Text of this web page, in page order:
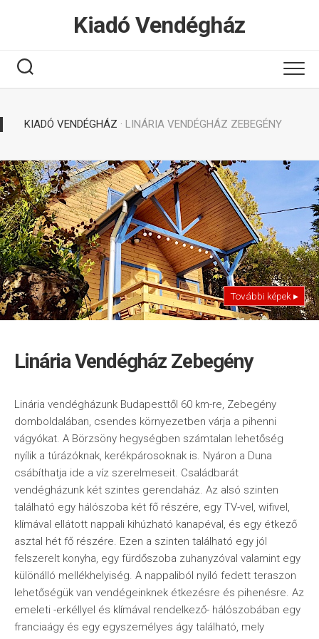
Kiadó Vendégház
KIADÓ VENDÉGHÁZ · LINÁRIA VENDÉGHÁZ ZEBEGÉNY
További képek ▸
Linária Vendégház Zebegény
Linária vendégházunk Budapesttől 60 km-re, Zebegény
domboldalában, csendes környezetben várja a pihenni
vágyókat. A Börzsöny hegységben számtalan lehetőség
nyílik a túrázóknak, kerékpárosoknak is. Nyáron a Duna
csábíthatja ide a víz szerelmeseit. Családbarát
vendégházunk két szintes gerendaház. Az alsó szinten
található egy hálószoba két fő részére, egy TV-vel, wifivel,
klímával ellátott nappali kihúzható kanapéval, és egy étkező
asztal hét fő részére. Ezen a szinten található egy jól
felszerelt konyha, egy fürdőszoba zuhanyzóval valamint egy
különálló mellékhelyiség. A nappaliból nyíló fedett teraszon
lehetőségük van vendégeinknek étkezésre és pihenésre. Az
emeleti -erkéllyel és klímával rendelkező- hálószobában egy
franciaágy és egy egyszemélyes ágy található, mely